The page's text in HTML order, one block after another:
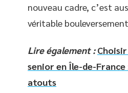
nouveau cadre, c’est
véritable bouleversement.
Lire également :
senior en Île-de-
atouts